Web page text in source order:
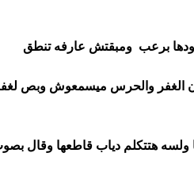
برعب ومبقتش عارفه تنطق
الغفر والحرس ميسمعوش وبص
ولسه هتتكلم دياب قاطعها وقال